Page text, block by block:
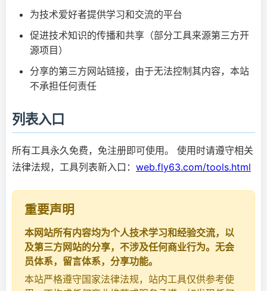
为技术爱好者提供学习和交流的平台
促进技术知识的传播和共享（部分工具来源第三方开
源项目）
分享的第三方网站链接，由于无法控制其内容，本站
不承担任何责任
列表入口
所有工具永久免费，免注册即可使用。 使用时请遵守相关
法律法规，工具列表新入口： web.fly63.com/tools.html
重要声明
本网站所有内容均为个人技术学习和经验交流，以
及第三方网站的分享，不涉及任何商业行为。无会
员体系，留言体系，分享功能。
本站严格遵守国家法律法规，站内工具仅供参考使